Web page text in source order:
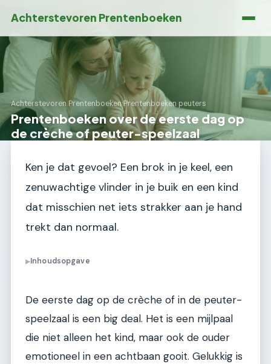
Achterstevoren Prentenboeken
Achterstevoren Prentenboeken›Prentenboeken peuters
Prentenboeken over de eerste dag op
de crèche of peuter-speelzaal
Ken je dat gevoel? Een brok in je keel, een
zenuwachtige vlinder in je buik en een kind
dat misschien net iets strakker aan je hand
trekt dan normaal.
▶Inhoudsopgave
De eerste dag op de crèche of in de peuter-
speelzaal is een big deal. Het is een mijlpaal
die niet alleen het kind, maar ook de ouder
emotioneel in een achtbaan gooit. Gelukkig is